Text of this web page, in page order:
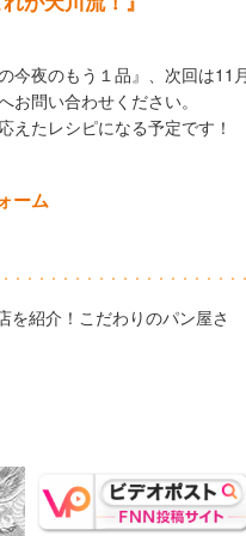
今夜のもう１品』、次回は
お問い合わせください。
えたレシピになる予定です！
ーム
を紹介！こだわりのパン屋さ